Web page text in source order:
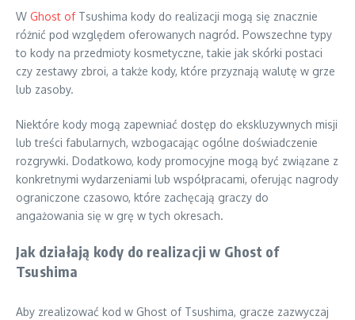
W Ghost ofTsushima kody do realizacji mogą się znacznie
różnić pod względem oferowanych nagród. Powszechne typy
to kody na przedmioty kosmetyczne, takie jak skórki postaci
czy zestawy zbroi, a także kody, które przyznają walutę w grze
lub zasoby.
Niektóre kody mogą zapewniać dostęp do ekskluzywnych misji
lub treści fabularnych, wzbogacając ogólne doświadczenie
rozgrywki. Dodatkowo, kody promocyjne mogą być związane z
konkretnymi wydarzeniami lub współpracami, oferując nagrody
ograniczone czasowo, które zachęcają graczy do
angażowania się w grę w tych okresach.
Jak działają kody do realizacji w Ghost of
Tsushima
Aby zrealizować kod w Ghost of Tsushima, gracze zazwyczaj